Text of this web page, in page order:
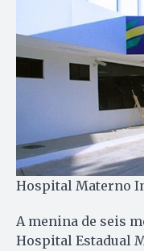
Hospital Materno
A menina de seis
Hospital Estadual